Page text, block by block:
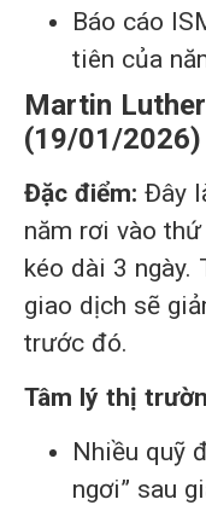
Báo cáo
tiên của
Martin
(19/01/
Đặc điểm: Đây
năm rơi vào
kéo dài 3 ngày.
giao dịch sẽ
trước đó.
Tâm lý thị
Nhiều quỹ
ngơi” sau